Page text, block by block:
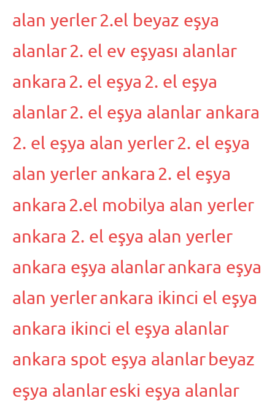
alan yerler2.el beyaz eşya
alanlar2. el ev eşyası alanlar
ankara 2. el eşya 2. el eşya
alanlar2. el eşya alanlar ankara
2. el eşya alan yerler2. el eşya
alan yerler ankara 2. el eşya
ankara 2.el mobilya alan yerler
ankara 2. el eşya alan yerler
ankara eşya alanlarankara eşya
alan yerlerankara ikinci el eşya
ankara ikinci el eşya alanlar
ankara spot eşya alanlarbeyaz
eşya alanlareski eşya alanlar